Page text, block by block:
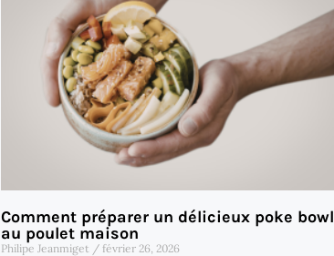
Comment préparer un délicieux poke bowl
au poulet maison
Philipe Jeanmiget février 26, 2026